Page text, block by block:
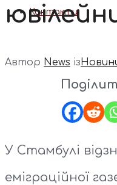
Контакти
Автор News із
У Стамбулі
еміграційної